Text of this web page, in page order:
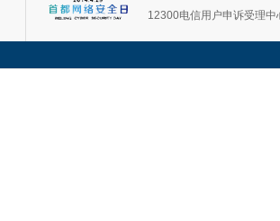
12300电信用户申诉受理中